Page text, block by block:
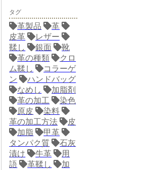
タグ
革製品
革
皮革
レザー
鞣し
銀面
靴
革の種類
クロ
ム鞣し
コラーゲ
ン
ハンドバッグ
なめし
加脂剤
革の加工
染色
原皮
染料
革の加工方法
皮
加脂
甲革
タンパク質
石灰
漬け
牛革
用
語
革鞣し
加